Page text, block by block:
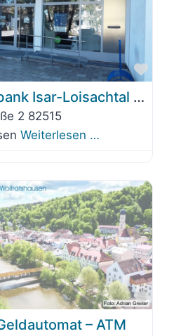
Favorit
Raiffeisenbank Isar-Loisachtal eG – SB-Stelle Waldram
2 82515
Weiterlesen …
Favorit
– ATM